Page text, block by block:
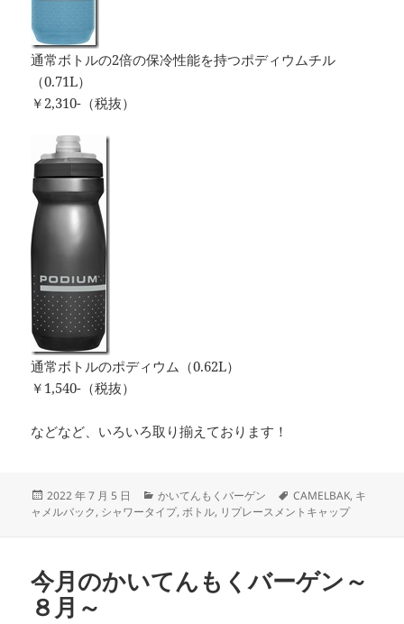
通常ボトルの2倍の保冷性能を持つポディウムチル
（0.71L）
￥2,310-（税抜）
通常ボトルのポディウム（0.62L）
￥1,540-（税抜）
などなど、いろいろ取り揃えております！
投
稿
2022 年 7 月 5 日
カ
テ
かいてんもくバーゲン
タ
グ
CAMELBAK, キ
ャメルバック, シャワータイプ,ボトル, リプレースメントキャップ
今月のかいてんもくバーゲン～
８月～